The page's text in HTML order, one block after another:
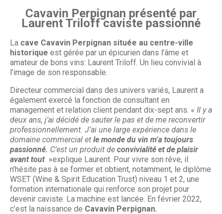
Cavavin Perpignan présenté par
Laurent Triloff caviste passionné
La cave Cavavin Perpignan située au centre-ville
historique est gérée par un épicurien dans l’âme et
amateur de bons vins: Laurent Triloff. Un lieu convivial à
l’image de son responsable.
Directeur commercial dans des univers variés, Laurent a
également exercé la fonction de consultant en
management et relation client pendant dix-sept ans. « Il y a
deux ans, j’ai décidé de sauter le pas et de me reconvertir
professionnellement. J’ai une large expérience dans le
domaine commercial et le monde du vin m’a toujours
passionné. C’est un produit de convivialité et de plaisir
avant tout »explique Laurent. Pour vivre son rêve, il
n’hésite pas à se former et obtient, notamment, le diplôme
WSET (Wine & Spirit Education Trust) niveau 1 et 2, une
formation internationale qui renforce son projet pour
devenir caviste. La machine est lancée. En février 2022,
c’est la naissance de Cavavin Perpignan.